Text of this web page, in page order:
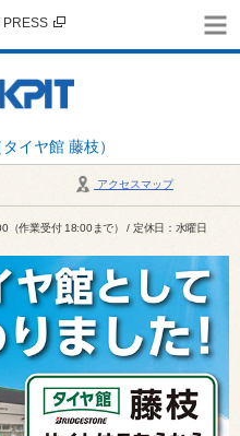
イヤ館 藤枝）
PRESS
アクセスマップ
（作業受付 18:00まで） / 定休日：水曜日